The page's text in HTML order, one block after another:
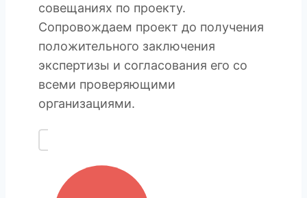
совещаниях по проекту.
Сопровождаем проект до получения
положительного заключения
экспертизы и согласования его со
всеми проверяющими
организациями.